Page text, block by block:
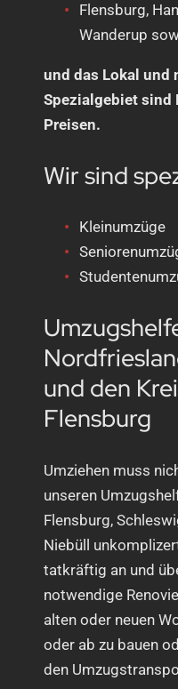
Flensburg,
Wanderup
und das Lokal und
Spezialgebiet sind
Preisen.
Wir sind
Kleinumzüge
und den
Flensburg
Umziehen muss
unseren
Flensburg,
Niebüll
tatkräftig an und
notwendige
alten oder neuen
oder ab zu bauen
den